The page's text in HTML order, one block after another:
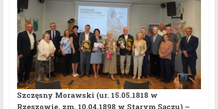
Szczęsny Morawski (ur. 15.05.1818 w
Rzeszowie, zm. 10.04.1898 w Starym Sączu) –